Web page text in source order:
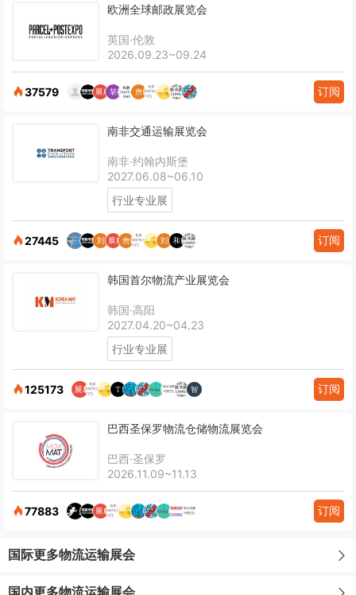
欧洲全球邮政展览会
英国·伦敦
2026.09.23~09.24
37579 订阅
南非交通运输展览会
南非·约翰内斯堡
2027.06.08~06.10
行业专业展
27445 订阅
韩国首尔物流产业展览会
韩国·高阳
2027.04.20~04.23
行业专业展
125173 订阅
巴西圣保罗物流仓储物流展览会
巴西·圣保罗
2026.11.09~11.13
77883 订阅
国际更多物流运输展会